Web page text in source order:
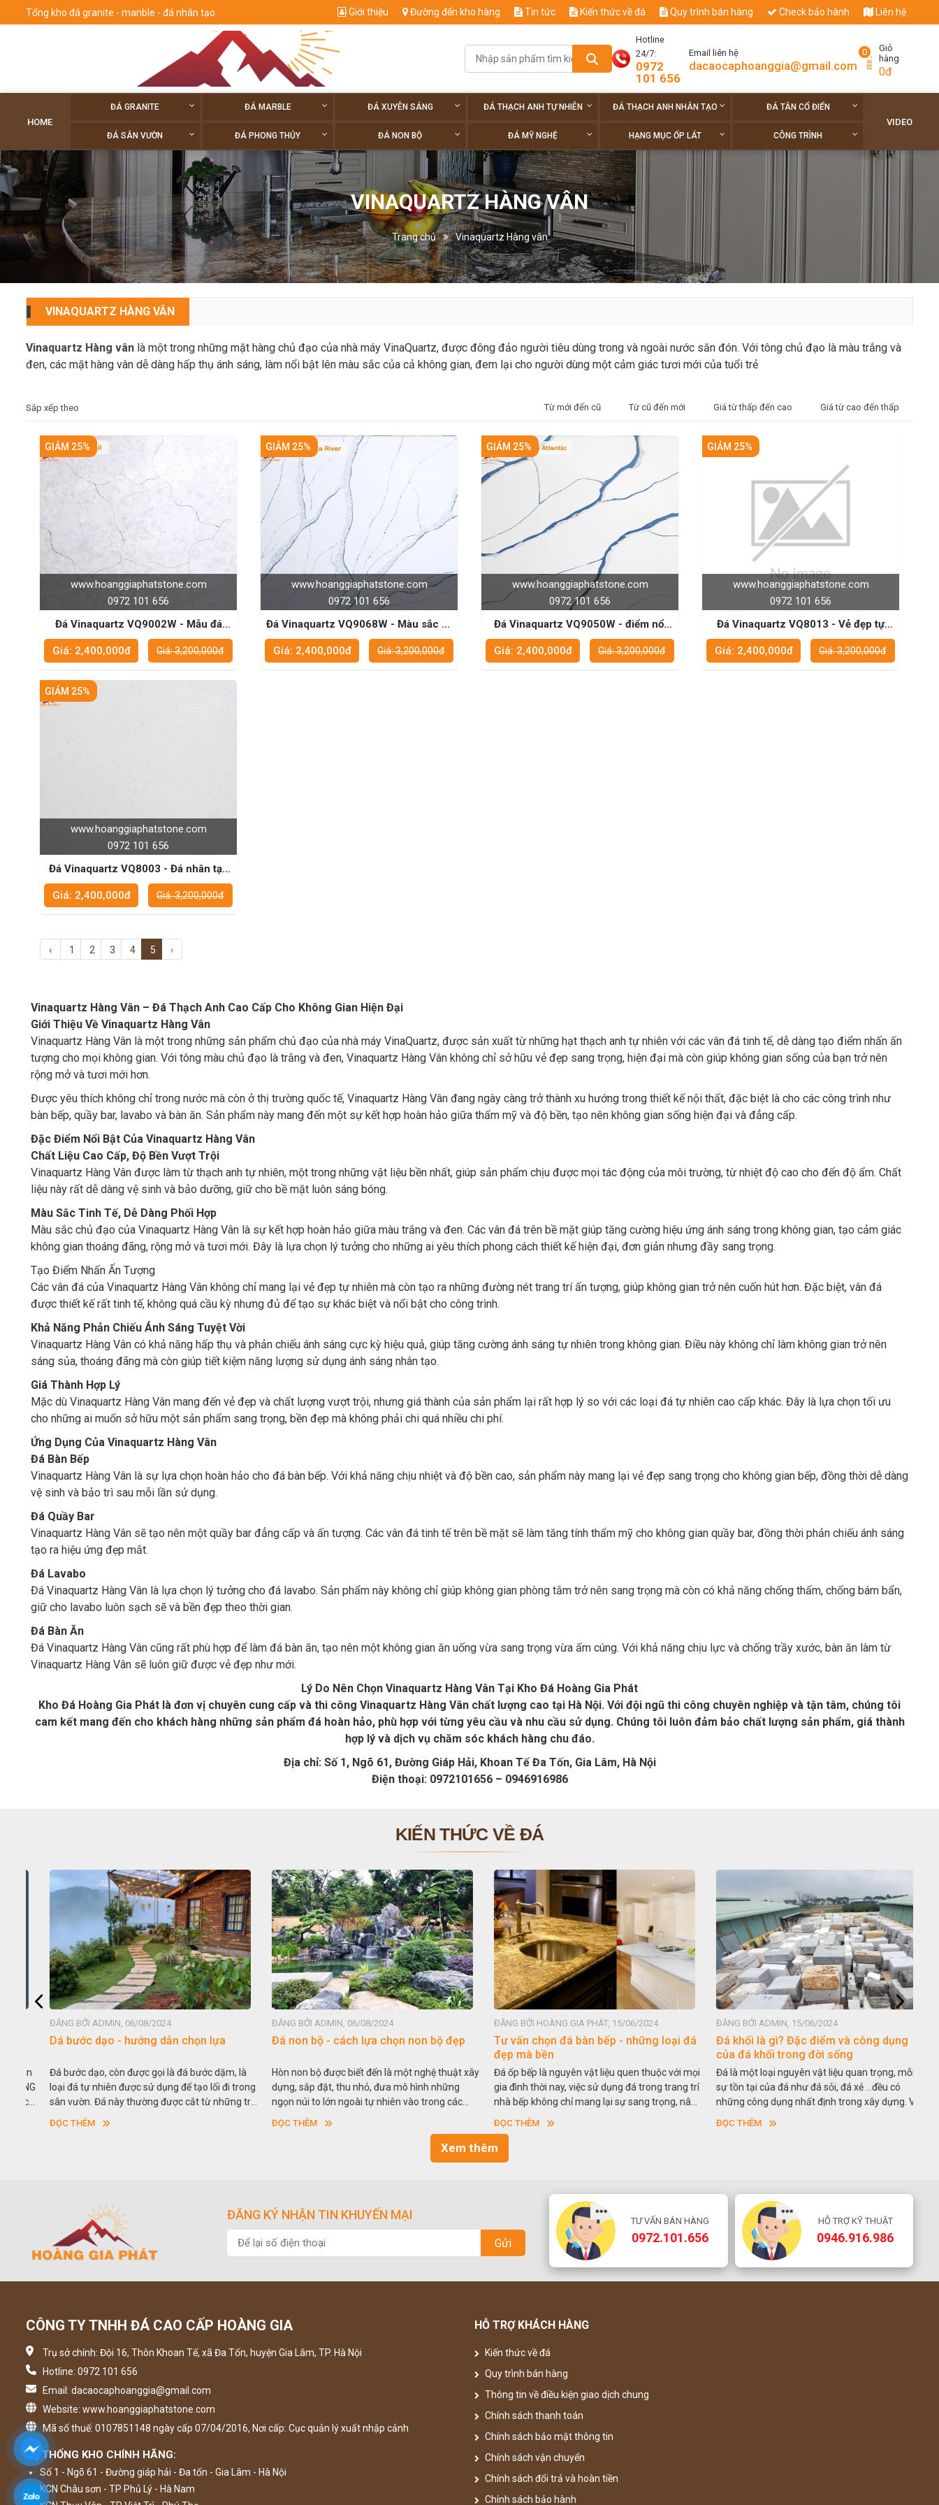
Tổng kho đá granite - manble - đá nhân tạo Giới thiệu Đường đến kho hàng Tin tức Kiến thức về đá Quy trình bán hàng Check bảo hành Liên hệ
Hotline
24/7:
0972
101 656
Email liên hệ
dacaocaphoanggia@gmail.com
0
Giỏ
hàng
0đ
HOME
ĐÁ GRANITE ĐÁ MARBLE ĐÁ XUYÊN SÁNG ĐÁ THẠCH ANH TỰ NHIÊN ĐÁ THẠCH ANH NHÂN TẠO ĐÁ TÂN CỔ ĐIỂN
ĐÁ SÂN VƯỜN ĐÁ PHONG THỦY ĐÁ NON BỘ ĐÁ MỸ NGHỆ HẠNG MỤC ỐP LÁT CÔNG TRÌNH
VIDEO
VINAQUARTZ HÀNG VÂN
Trang chủ Vinaquartz Hàng vân
VINAQUARTZ HÀNG VÂN
Vinaquartz Hàng vân là một trong những mặt hàng chủ đạo của nhà máy VinaQuartz, được đông đảo người tiêu dùng trong và ngoài nước săn đón. Với tông chủ đạo là màu trắng và
đen, các mặt hàng vân dễ dàng hấp thụ ánh sáng, làm nổi bật lên màu sắc của cả không gian, đem lại cho người dùng một cảm giác tươi mới của tuổi trẻ
Sắp xếp theo Từ mới đến cũ Từ cũ đến mới Giá từ thấp đến cao Giá từ cao đến thấp
www.hoanggiaphatstone.com
0972 101 656
GIẢM 25%
Đá Vinaquartz VQ9002W - Mẫu đá
hoàn hảo cho những công trình cao
cấp
Giá: 2,400,000đ Giá: 3,200,000đ
www.hoanggiaphatstone.com
0972 101 656
GIẢM 25%
Đá Vinaquartz VQ9068W - Màu sắc và
mẫu mã đa dạng, dễ dàng chọn lựa
Giá: 2,400,000đ
Giá: 3,200,000đ
www.hoanggiaphatstone.com
0972 101 656
GIẢM 25%
Đá Vinaquartz VQ9050W - điểm nổi
bật của đá trong thiết kế nội thất
Giá: 2,400,000đ
Giá: 3,200,000đ
www.hoanggiaphatstone.com
0972 101 656
GIẢM 25%
Đá Vinaquartz VQ8013 - Vẻ đẹp tự
nhiên, sang trọng cho ngôi nhà của
bạn
Giá: 2,400,000đ Giá: 3,200,000đ
www.hoanggiaphatstone.com
0972 101 656
GIẢM 25%
Đá Vinaquartz VQ8003 - Đá nhân tạo
chất lượng cao
Giá: 2,400,000đ
Giá: 3,200,000đ
‹ 1 2 3 4 5 ›
Vinaquartz Hàng Vân – Đá Thạch Anh Cao Cấp Cho Không Gian Hiện Đại
Giới Thiệu Về Vinaquartz Hàng Vân
Vinaquartz Hàng Vân là một trong những sản phẩm chủ đạo của nhà máy VinaQuartz, được sản xuất từ những hạt thạch anh tự nhiên với các vân đá tinh tế, dễ dàng tạo điểm nhấn ấn
tượng cho mọi không gian. Với tông màu chủ đạo là trắng và đen, Vinaquartz Hàng Vân không chỉ sở hữu vẻ đẹp sang trọng, hiện đại mà còn giúp không gian sống của bạn trở nên
rộng mở và tươi mới hơn.
Được yêu thích không chỉ trong nước mà còn ở thị trường quốc tế, Vinaquartz Hàng Vân đang ngày càng trở thành xu hướng trong thiết kế nội thất, đặc biệt là cho các công trình như
bàn bếp, quầy bar, lavabo và bàn ăn. Sản phẩm này mang đến một sự kết hợp hoàn hảo giữa thẩm mỹ và độ bền, tạo nên không gian sống hiện đại và đẳng cấp.
Đặc Điểm Nổi Bật Của Vinaquartz Hàng Vân
Chất Liệu Cao Cấp, Độ Bền Vượt Trội
Vinaquartz Hàng Vân được làm từ thạch anh tự nhiên, một trong những vật liệu bền nhất, giúp sản phẩm chịu được mọi tác động của môi trường, từ nhiệt độ cao cho đến độ ẩm. Chất
liệu này rất dễ dàng vệ sinh và bảo dưỡng, giữ cho bề mặt luôn sáng bóng.
Màu Sắc Tinh Tế, Dễ Dàng Phối Hợp
Màu sắc chủ đạo của Vinaquartz Hàng Vân là sự kết hợp hoàn hảo giữa màu trắng và đen. Các vân đá trên bề mặt giúp tăng cường hiệu ứng ánh sáng trong không gian, tạo cảm giác
không gian thoáng đãng, rộng mở và tươi mới. Đây là lựa chọn lý tưởng cho những ai yêu thích phong cách thiết kế hiện đại, đơn giản nhưng đầy sang trọng.
Tạo Điểm Nhấn Ấn Tượng
Các vân đá của Vinaquartz Hàng Vân không chỉ mang lại vẻ đẹp tự nhiên mà còn tạo ra những đường nét trang trí ấn tượng, giúp không gian trở nên cuốn hút hơn. Đặc biệt, vân đá
được thiết kế rất tinh tế, không quá cầu kỳ nhưng đủ để tạo sự khác biệt và nổi bật cho công trình.
Khả Năng Phản Chiếu Ánh Sáng Tuyệt Vời
Vinaquartz Hàng Vân có khả năng hấp thụ và phản chiếu ánh sáng cực kỳ hiệu quả, giúp tăng cường ánh sáng tự nhiên trong không gian. Điều này không chỉ làm không gian trở nên
sáng sủa, thoáng đãng mà còn giúp tiết kiệm năng lượng sử dụng ánh sáng nhân tạo.
Giá Thành Hợp Lý
Mặc dù Vinaquartz Hàng Vân mang đến vẻ đẹp và chất lượng vượt trội, nhưng giá thành của sản phẩm lại rất hợp lý so với các loại đá tự nhiên cao cấp khác. Đây là lựa chọn tối ưu
cho những ai muốn sở hữu một sản phẩm sang trọng, bền đẹp mà không phải chi quá nhiều chi phí.
Ứng Dụng Của Vinaquartz Hàng Vân
Đá Bàn Bếp
Vinaquartz Hàng Vân là sự lựa chọn hoàn hảo cho đá bàn bếp. Với khả năng chịu nhiệt và độ bền cao, sản phẩm này mang lại vẻ đẹp sang trọng cho không gian bếp, đồng thời dễ dàng
vệ sinh và bảo trì sau mỗi lần sử dụng.
Đá Quầy Bar
Vinaquartz Hàng Vân sẽ tạo nên một quầy bar đẳng cấp và ấn tượng. Các vân đá tinh tế trên bề mặt sẽ làm tăng tính thẩm mỹ cho không gian quầy bar, đồng thời phản chiếu ánh sáng
tạo ra hiệu ứng đẹp mắt.
Đá Lavabo
Đá Vinaquartz Hàng Vân là lựa chọn lý tưởng cho đá lavabo. Sản phẩm này không chỉ giúp không gian phòng tắm trở nên sang trọng mà còn có khả năng chống thấm, chống bám bẩn,
giữ cho lavabo luôn sạch sẽ và bền đẹp theo thời gian.
Đá Bàn Ăn
Đá Vinaquartz Hàng Vân cũng rất phù hợp để làm đá bàn ăn, tạo nên một không gian ăn uống vừa sang trọng vừa ấm cúng. Với khả năng chịu lực và chống trầy xước, bàn ăn làm từ
Vinaquartz Hàng Vân sẽ luôn giữ được vẻ đẹp như mới.
Lý Do Nên Chọn Vinaquartz Hàng Vân Tại Kho Đá Hoàng Gia Phát
Kho Đá Hoàng Gia Phát là đơn vị chuyên cung cấp và thi công Vinaquartz Hàng Vân chất lượng cao tại Hà Nội. Với đội ngũ thi công chuyên nghiệp và tận tâm, chúng tôi
cam kết mang đến cho khách hàng những sản phẩm đá hoàn hảo, phù hợp với từng yêu cầu và nhu cầu sử dụng. Chúng tôi luôn đảm bảo chất lượng sản phẩm, giá thành
hợp lý và dịch vụ chăm sóc khách hàng chu đáo.
Địa chỉ: Số 1, Ngõ 61, Đường Giáp Hải, Khoan Tế Đa Tốn, Gia Lâm, Hà Nội
Điện thoại: 0972101656 – 0946916986
KIẾN THỨC VỀ ĐÁ
ĐĂNG BỞI ADMIN, 06/08/2024
Dá bước dạo - hướng dẫn chọn lựa
Đá bước dạo, còn được gọi là đá bước dặm, là
loại đá tự nhiên được sử dụng để tạo lối đi trong
sân vườn. Đá này thường được cắt từ những trụ
đá lớn hoặc theo quy cách xác định sẵn với hình
vuông hoặc hình chữ nhật và có độ dày khác
ĐỌC THÊM
ĐĂNG BỞI ADMIN, 06/08/2024
Đá non bộ - cách lựa chọn non bộ đẹp
Hòn non bộ được biết đến là một nghệ thuật xây
dựng, sắp đặt, thu nhỏ, đưa mô hình những
ngọn núi to lớn ngoài tự nhiên vào trong các
vườn cảnh. Hay nói một cách khác, người ta gọi
là “giả sơn”. Nghệ thuật hòn non bộ nhằm phục
vụ cho mục đích thưởng ngoạn và phong thủy
ĐỌC THÊM
ĐĂNG BỞI HOÀNG GIA PHÁT, 15/06/2024
Tư vấn chọn đá bàn bếp - những loại đá
đẹp mà bền
Đá ốp bếp là nguyên vật liệu quen thuộc với mọi
gia đình thời nay, việc sử dụng đá trong trang trí
nhà bếp không chỉ mang lại sự sang trọng, nâng
cao tính thẩm mỹ mà còn bền bỉ theo thời gian.
So với nguyên liệu đá tự nhiên, đá thạch anh
nhân tạo cũng khá phổ biến và khá được ưa
dùng. Vậy nên chọn đá tự nhiên hay nhân tạo
ĐỌC THÊM
ĐĂNG BỞI ADMIN, 15/06/2024
Đá khối là gì? Đặc điểm và công dụng
của đá khối trong đời sống
Đá là một loại nguyên vật liệu quan trọng, mỗi
sự tồn tại của đá như đá sỏi, đá xẻ …đều có
những công dụng nhất định trong xây dựng. Và
đá khối là một khái niệm chưa được biết đến
nhiều vì chúng khá đặc thù. Vậy đá khối là gì?
ĐỌC THÊM
Xem thêm
ĐĂNG KÝ NHẬN TIN KHUYẾN MẠI
Gửi
TƯ VẤN BÁN HÀNG
0972.101.656
HỖ TRỢ KỸ THUẬT
0946.916.986
CÔNG TY TNHH ĐÁ CAO CẤP HOÀNG GIA
Trụ sở chính: Đội 16, Thôn Khoan Tế, xã Đa Tốn, huyện Gia Lâm, TP. Hà Nội
Hotline: 0972 101 656
Email: dacaocaphoanggia@gmail.com
Website: www.hoanggiaphatstone.com
Mã số thuế: 0107851148 ngày cấp 07/04/2016, Nơi cấp: Cục quản lý xuất nhập cảnh
HỆ THỐNG KHO CHÍNH HÃNG:
Số 1 - Ngõ 61 - Đường giáp hải - Đa tốn - Gia Lâm - Hà Nội
KCN Châu sơn - TP Phủ Lý - Hà Nam
HỖ TRỢ KHÁCH HÀNG
Kiến thức về đá
Quy trình bán hàng
Thông tin về điều kiện giao dịch chung
Chính sách thanh toán
Chính sách bảo mật thông tin
Chính sách vận chuyển
Chính sách đổi trả và hoàn tiền
Chính sách bảo hành